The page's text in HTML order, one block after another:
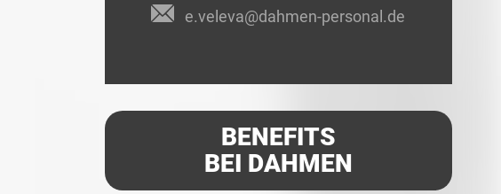
e.veleva@dahmen-personal.de
BENEFITS
BEI DAHMEN